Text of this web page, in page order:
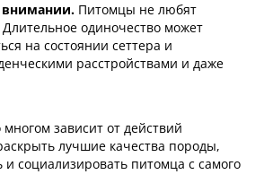
внимании. Питомцы не любят
Длительное одиночество может
на состоянии сеттера и
расстройствами и даже
многом зависит от действий
лучшие качества породы,
социализировать питомца с самого